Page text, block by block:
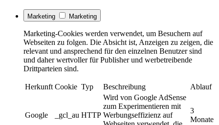
Marketing Marketing
Marketing-Cookies werden verwendet, um Besuchern auf
Webseiten zu folgen. Die Absicht ist, Anzeigen zu zeigen, die
relevant und ansprechend für den einzelnen Benutzer sind
und daher wertvoller für Publisher und werbetreibende
Drittparteien sind.
Herkunft Cookie Typ Beschreibung Ablauf
Google _gcl_au HTTP
Wird von Google AdSense
zum Experimentieren mit
Werbungseffizienz auf
3
Monate